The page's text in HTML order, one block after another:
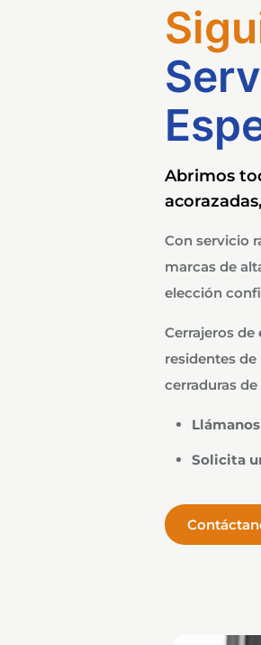
Abrimos
Con servicio
marcas de
elección
Cerrajeros
residentes
cerraduras
Solicita